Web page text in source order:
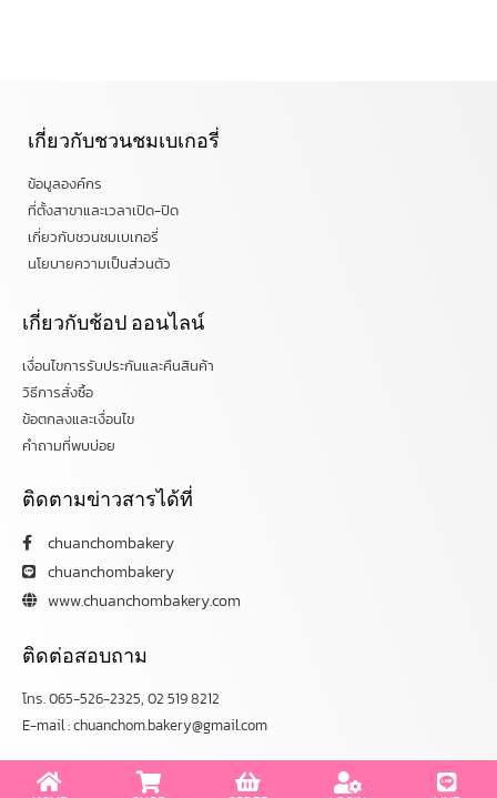
เกี่ยวกับชวนชมเบเกอรี่
ข้อมูลองค์กร
ที่ตั้งสาขาและเวลาเปิด-ปิด
เกี่ยวกับชวนชมเบเกอรี่
นโยบายความเป็นส่วนตัว
เกี่ยวกับช้อป ออนไลน์
เงื่อนไขการรับประกันและคืนสินค้า
วิธีการสั่งซื้อ
ข้อตกลงและเงื่อนไข
คำถามที่พบบ่อย
ติดตามข่าวสารได้ที่
chuanchombakery
chuanchombakery
www.chuanchombakery.com
ติดต่อสอบถาม
โทร. 065-526-2325, 02 519 8212
E-mail : chuanchom.bakery@gmail.com
Copyright © 2012–2023 chuanchombakery.com All rights reserved.